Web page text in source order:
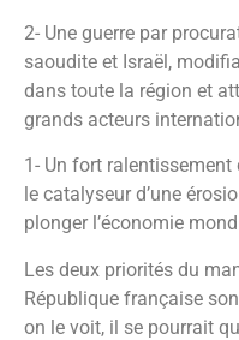
2- Une guerre par
saoudite et Israël,
dans toute la région et
grands acteurs
1- Un fort ralentissement
le catalyseur d’une
plonger l’économie
Les deux priorités du
République française
on le voit, il se pourrait